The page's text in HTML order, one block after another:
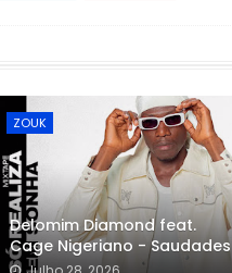
ZOUK
Delomim Diamond feat.
Cage Nigeriano - Saudades